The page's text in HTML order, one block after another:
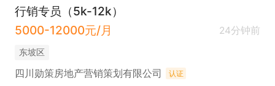
行销专员（5k-12k）
5000-12000元/月
24分钟前
东坡区
四川勋策房地产营销策划有限公司 认证